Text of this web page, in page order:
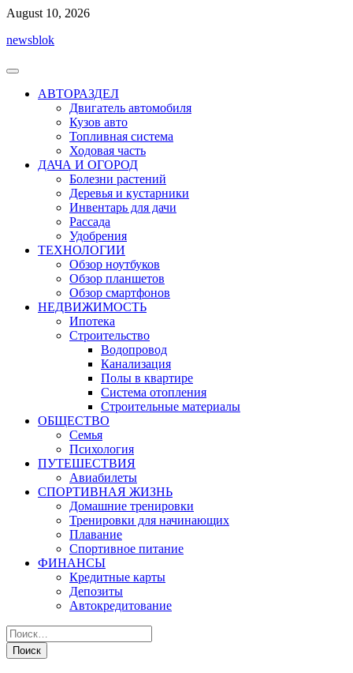
Перейти
содержимому
August 10, 2026
newsblok
АВТОРАЗДЕЛ
Двигатель автомобиля
Кузов авто
Топливная система
Ходовая часть
ДАЧА И ОГОРОД
Болезни растений
Деревья и кустарники
Инвентарь для дачи
Рассада
Удобрения
ТЕХНОЛОГИИ
Обзор ноутбуков
Обзор планшетов
Обзор смартфонов
НЕДВИЖИМОСТЬ
Ипотека
Строительство
Водопровод
Канализация
Полы в квартире
Система отопления
Строительные материалы
ОБЩЕСТВО
Семья
Психология
ПУТЕШЕСТВИЯ
Авиабилеты
СПОРТИВНАЯ ЖИЗНЬ
Домашние тренировки
Тренировки для начинающих
Плавание
Спортивное питание
ФИНАНСЫ
Кредитные карты
Депозиты
Автокредитование